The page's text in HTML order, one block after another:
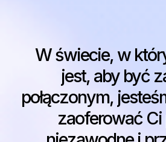
W świecie, w
jest, aby być
połączonym,
zaoferować Ci